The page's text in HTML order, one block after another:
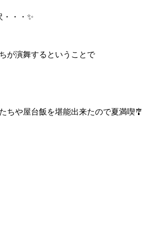
・・✨
が演舞するということで
ちや屋台飯を堪能出来たので夏満喫🎐